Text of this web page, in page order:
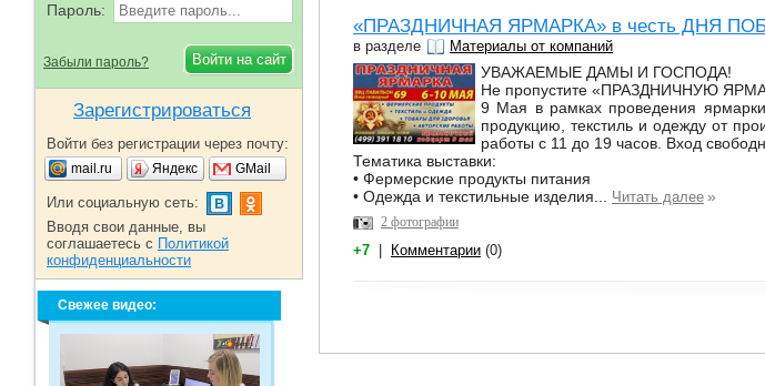
«ПРАЗДНИЧНАЯ ЯРМАРКА» в честь ДНЯ
в разделе Материалы от компаний
УВАЖАЕМЫЕ ДАМЫ И ГОСПОДА!
Не пропустите «ПРАЗДНИЧНУЮ
9 Мая в рамках проведения
продукцию, текстиль и одежду от
работы с 11 до 19 часов. Вход
Тематика выставки:
• Фермерские продукты питания
• Одежда и текстильные изделия... Читать далее »
2 фотографии
+7 Комментарии (0)
Пароль:
Забыли пароль?
Зарегистрироваться
Войти без регистрации через почту:
mail.ru Яндекс GMail
Или социальную сеть:
Вводя свои данные, вы
соглашаетесь с Политикой
конфиденциальности
Свежее видео: